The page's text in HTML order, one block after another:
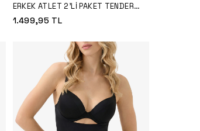
ERKEK ATLET 2'LI PAKET TENDER
COTTON 9678 - SIYAH
1.499,95TL